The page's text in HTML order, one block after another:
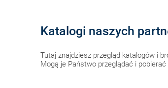
Katalogi naszych
Tutaj znajdziesz przegląd katalogów i
Mogą je Państwo przeglądać i pobierać